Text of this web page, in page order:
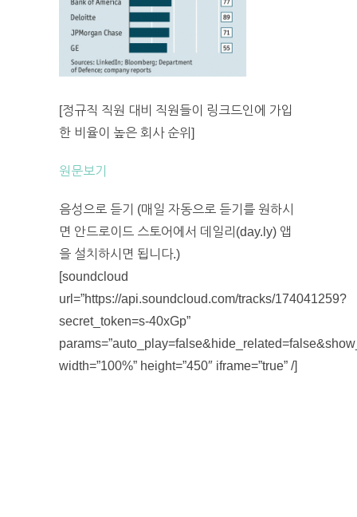
[정규직 직원 대비 직원들이 링크드인에 가입
한 비율이 높은 회사 순위]
원문보기
음성으로 듣기 (매일 자동으로 듣기를 원하시
면 안드로이드 스토어에서 데일리(day.ly) 앱
을 설치하시면 됩니다.)
[soundcloud
url=”https://api.soundcloud.com/tracks/174041259?
secret_token=s-40xGp”
width=”100%” height=”450″ iframe=”true” /]